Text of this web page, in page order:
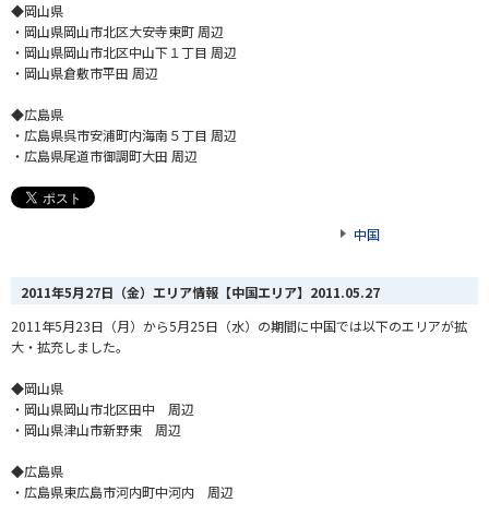
◆岡山県
・岡山県岡山市北区大安寺東町 周辺
・岡山県岡山市北区中山下１丁目 周辺
・岡山県倉敷市平田 周辺
◆広島県
・広島県呉市安浦町内海南５丁目 周辺
・広島県尾道市御調町大田 周辺
中国
2011年5月27日（金）エリア情報【中国エリア】 2011.05.27
2011年5月23日（月）から5月25日（水）の期間に中国では以下のエリアが拡
大・拡充しました。
◆岡山県
・岡山県岡山市北区田中 周辺
・岡山県津山市新野東 周辺
◆広島県
・広島県東広島市河内町中河内 周辺